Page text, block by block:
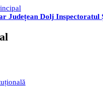
Inspectoratul